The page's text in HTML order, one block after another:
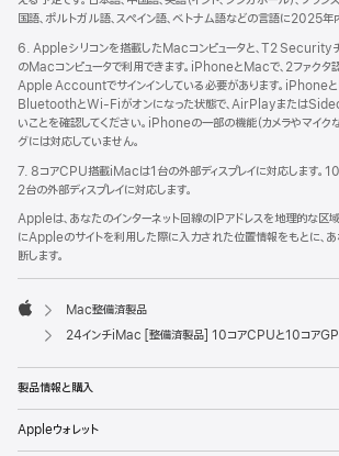
国語、ポルトガル語、スペイン語、ベトナム語などの言語に2025年
6. Appleシリコンを搭載したMacコンピュータと、T2 Security
のMacコンピュータで利用できます。iPhoneとMacで、2ファクタ
Apple Accountでサインインしている必要があります。iPhoneと
BluetoothとWi-Fiがオンになった状態で、AirPlayまたは
いことを確認してください。iPhoneの一部の機能（カメラやマイク
グには対応していません。
7. 8コアCPU搭載iMacは1台の外部ディスプレイに対応します
2台の外部ディスプレイに対応します。
Appleは、あなたのインターネット回線のIPアドレスを地理的な区
にAppleのサイトを利用した際に入力された位置情報をもとに、
断します。
Apple
Mac整備済製品
24インチiMac [整備済製品] 10コアCPUと10コアGPUを搭載したApple M4チップ、ギガビッ
製品情報と購入
Appleウォレット